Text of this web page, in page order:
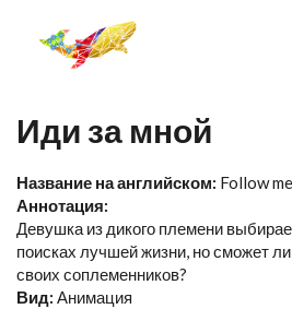
Иди за мной
Название на английском: Follow me
Аннотация:
Девушка из дикого племени
поисках лучшей жизни, но сможет
своих соплеменников?
Вид: Анимация